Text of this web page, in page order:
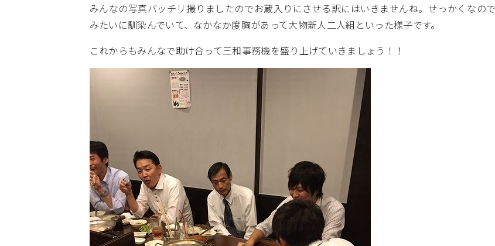
みんなの写真バッチリ撮りましたのでお蔵入りにさせる訳にはいきませんね。せっかくなの
みたいに馴染んでいて、なかなか度胸があって大物新人二人組といった様子です。
これからもみんなで助け合って三和事務機を盛り上げていきましょう！！